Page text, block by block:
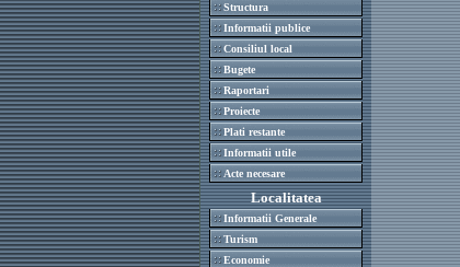
Structura
Informatii publice
Consiliul local
Bugete
Raportari
Proiecte
Plati restante
Informatii utile
Acte necesare
Localitatea
Informatii Generale
Turism
Economie